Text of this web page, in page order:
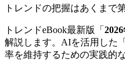
トレンドの把握はあくまで
トレンドeBook最新版「 2026
解説します。AIを活用した
率を維持するための実践的